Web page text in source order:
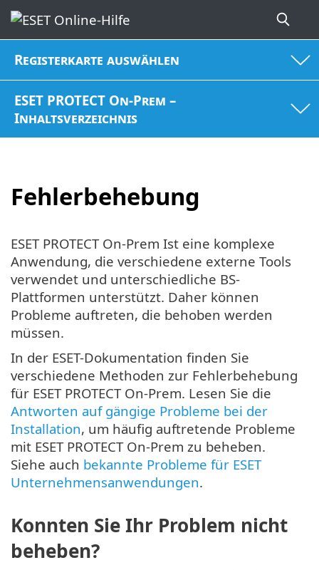
Registerkarte auswählen
ESET PROTECT On-Prem –
Inhaltsverzeichnis
Fehlerbehebung
ESET PROTECT On-Prem Ist eine komplexe
Anwendung, die verschiedene externe Tools
verwendet und unterschiedliche BS-
Plattformen unterstützt. Daher können
Probleme auftreten, die behoben werden
müssen.
In der ESET-Dokumentation finden Sie
verschiedene Methoden zur Fehlerbehebung
für ESET PROTECT On-Prem. Lesen Sie die
Antworten auf gängige Probleme bei der
Installation, um häufig auftretende Probleme
mit ESET PROTECT On-Prem zu beheben.
Siehe auch bekannte Probleme für ESET
Unternehmensanwendungen.
Konnten Sie Ihr Problem nicht
beheben?